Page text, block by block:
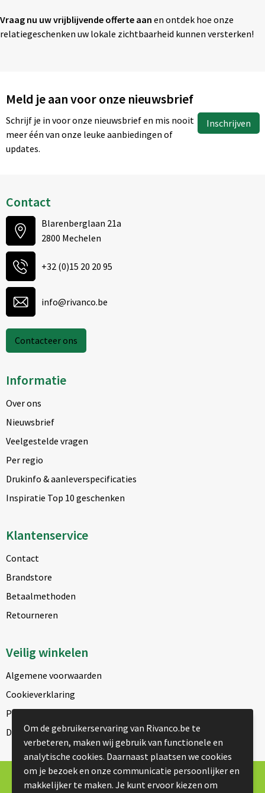
Vraag nu uw vrijblijvende offerte aan en ontdek hoe onze
relatiegeschenken uw lokale zichtbaarheid kunnen versterken!
Meld je aan voor onze nieuwsbrief
Schrijf je in voor onze nieuwsbrief en mis nooit
meer één van onze leuke aanbiedingen of
updates.
Inschrijven
Contact
Blarenberglaan 21a
2800 Mechelen
+32 (0)15 20 20 95
info@rivanco.be
Contacteer ons
Informatie
Over ons
Nieuwsbrief
Veelgestelde vragen
Per regio
Drukinfo & aanleverspecificaties
Inspiratie Top 10 geschenken
Klantenservice
Contact
Brandstore
Betaalmethoden
Retourneren
Veilig winkelen
Algemene voorwaarden
Cookieverklaring
Privacyverklaring
Disclaimer
© Copyright Rivanco 2026
Om de gebruikerservaring van Rivanco.be te
verbeteren, maken wij gebruik van functionele en
analytische cookies. Daarnaast plaatsen we cookies
om je bezoek en onze communicatie persoonlijker en
makkelijker te maken. Je kunt ervoor kiezen om